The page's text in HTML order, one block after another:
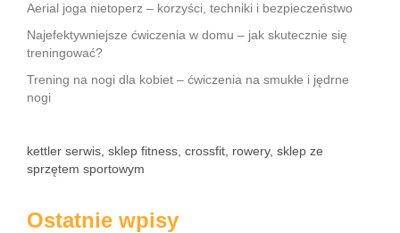
Aerial joga nietoperz – korzyści, techniki i bezpieczeństwo
Najefektywniejsze ćwiczenia w domu – jak skutecznie się
treningować?
Trening na nogi dla kobiet – ćwiczenia na smukłe i jędrne
nogi
kettler serwis, sklep fitness, crossfit, rowery, sklep ze
sprzętem sportowym
Ostatnie wpisy